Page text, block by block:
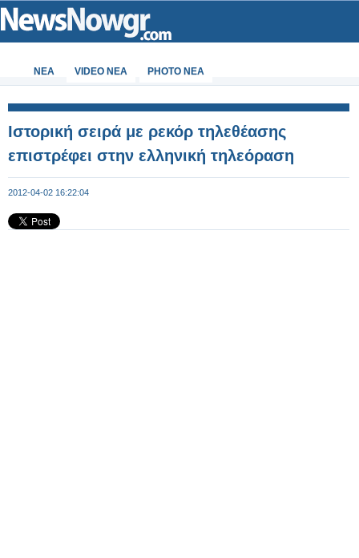
ΝΕΑ VIDEO NEA PHOTO NEA
Ιστορική σειρά με ρεκόρ τηλεθέασης
επιστρέφει στην ελληνική τηλεόραση
2012-04-02 16:22:04